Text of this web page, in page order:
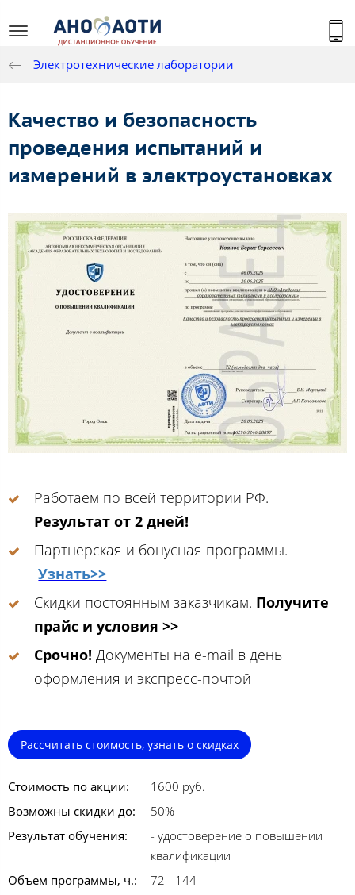
Электротехнические лаборатории
Качество и безопасность
проведения испытаний и
измерений в электроустановках
Работаем по всей территории РФ.
Результат от 2 дней!
Партнерская и бонусная программы.
Узнать>>
Скидки постоянным заказчикам. Получите
прайс и условия >>
Срочно! Документы на e-mail в день
оформления и экспресс-почтой
Рассчитать стоимость, узнать о скидках
Стоимость по акции:
1600 руб.
Возможны скидки до:
50%
Результат обучения:
- удостоверение о повышении
квалификации
Объем программы, ч.:
72 - 144